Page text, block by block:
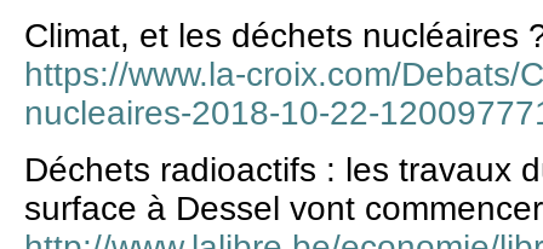
Climat, et les déchets nucléaires
https://www.la-croix.com/Debats/
nucleaires-2018-10-22-
Déchets radioactifs : les travaux
surface à Dessel vont commencer